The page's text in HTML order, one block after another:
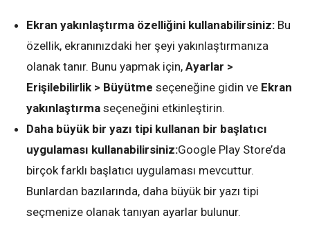
Ekran yakınlaştırma özelliğini kullanabilirsiniz: Bu
özellik, ekranınızdaki her şeyi yakınlaştırmanıza
olanak tanır. Bunu yapmak için, Ayarlar >
Erişilebilirlik > Büyütme seçeneğine gidin ve Ekran
yakınlaştırma seçeneğini etkinleştirin.
Daha büyük bir yazı tipi kullanan bir başlatıcı
uygulaması kullanabilirsiniz:Google Play Store’da
birçok farklı başlatıcı uygulaması mevcuttur.
Bunlardan bazılarında, daha büyük bir yazı tipi
seçmenize olanak tanıyan ayarlar bulunur.